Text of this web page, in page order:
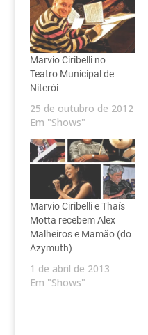
Marvio Ciribelli no
Teatro Municipal de
Niterói
25 de outubro de 2012
Em "Shows"
Marvio Ciribelli e Thaís
Motta recebem Alex
Malheiros e Mamão (do
Azymuth)
1 de abril de 2013
Em "Shows"